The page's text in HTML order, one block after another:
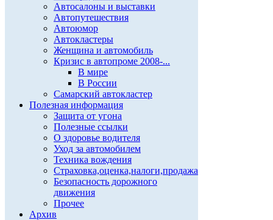
Автосалоны и выставки
Автопутешествия
Автоюмор
Автокластеры
Женщина и автомобиль
Кризис в автопроме 2008-...
В мире
В России
Самарский автокластер
Полезная информация
Защита от угона
Полезные ссылки
О здоровье водителя
Уход за автомобилем
Техника вождения
Страховка,оценка,налоги,продажа
Безопасность дорожного
движения
Прочее
Архив